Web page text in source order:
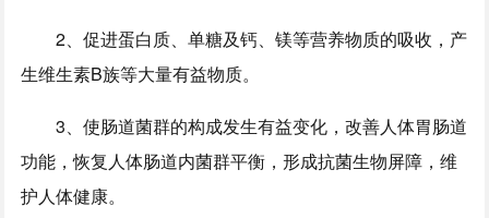
2、促进蛋白质、单糖及钙、镁等营养物质的吸收，产
生维生素B族等大量有益物质。
3、使肠道菌群的构成发生有益变化，改善人体胃肠道
功能，恢复人体肠道内菌群平衡，形成抗菌生物屏障，维
护人体健康。